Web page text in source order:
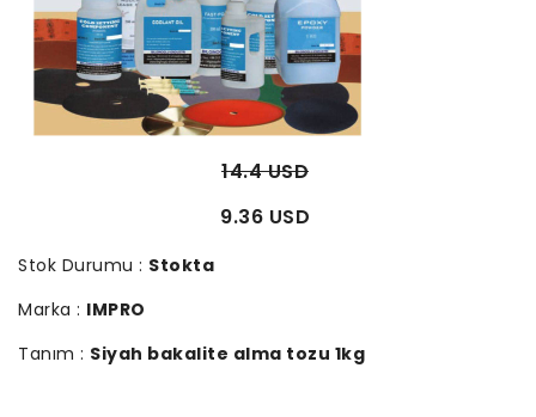
14.4 USD
9.36 USD
Stok Durumu : Stokta
Marka : IMPRO
Tanım : Siyah bakalite alma tozu 1kg